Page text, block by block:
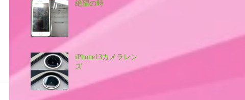
絶望の時
iPhone13カメラレン
ズ